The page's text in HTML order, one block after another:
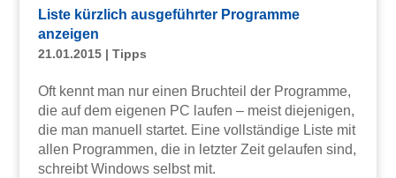
Liste kürzlich ausgeführter Programme
anzeigen
21.01.2015| Tipps
Oft kennt man nur einen Bruchteil der Programme,
die auf dem eigenen PC laufen – meist diejenigen,
die man manuell startet. Eine vollständige Liste mit
allen Programmen, die in letzter Zeit gelaufen sind,
schreibt Windows selbst mit.